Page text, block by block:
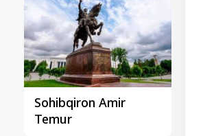
Sohibqiron Amir
Temur